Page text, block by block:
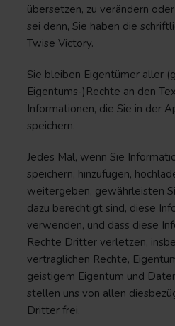
übersetzen, zu verändern
sei denn, Sie haben die
Twise Victory.
Sie bleiben Eigentümer aller
Eigentums-)Rechte an den
Informationen, die Sie in der
speichern.
Jedes Mal, wenn Sie
speichern, hinzufügen,
weitergeben, gewährleisten
dazu berechtigt sind, diese
verwenden, und dass diese
Rechte Dritter verletzen,
vertraglichen Rechte,
geistigem Eigentum und
stellen uns von allen
Dritter frei.